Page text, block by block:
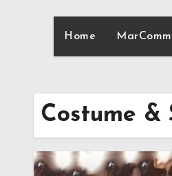
Home
Costume &